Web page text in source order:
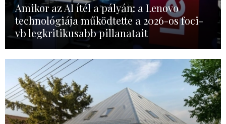
Amikor az AI ítél a pályán: a Lenovo
technológiája működtette a 2026-os foci-
vb legkritikusabb pillanatait